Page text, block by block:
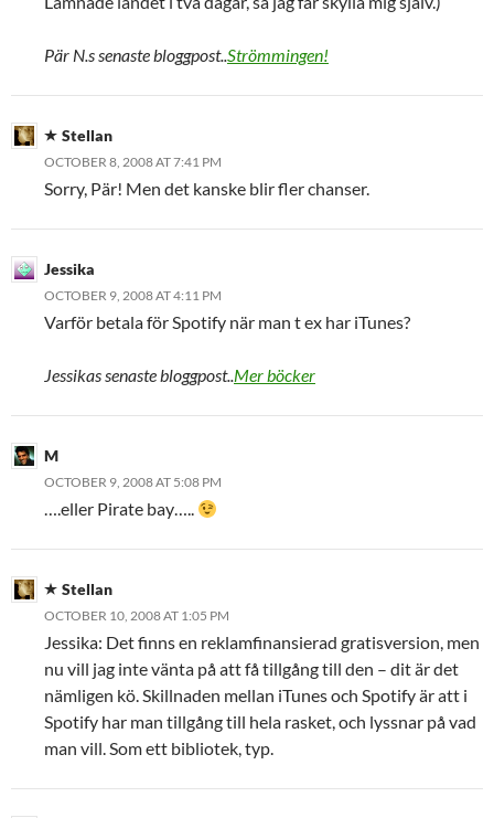
Pär N.s senaste bloggpost..Strömmingen!
Stellan
OCTOBER 8, 2008 AT 7:41 PM
Sorry, Pär! Men det kanske blir fler chanser.
Jessika
OCTOBER 9, 2008 AT 4:11 PM
Varför betala för Spotify när man t ex har iTunes?
Jessikas senaste bloggpost..Mer böcker
M
OCTOBER 9, 2008 AT 5:08 PM
….eller Pirate bay…..
Stellan
OCTOBER 10, 2008 AT 1:05 PM
Jessika: Det finns en reklamfinansierad gratisversion, men
nu vill jag inte vänta på att få tillgång till den – dit är det
nämligen kö. Skillnaden mellan iTunes och Spotify är att i
Spotify har man tillgång till hela rasket, och lyssnar på vad
man vill. Som ett bibliotek, typ.